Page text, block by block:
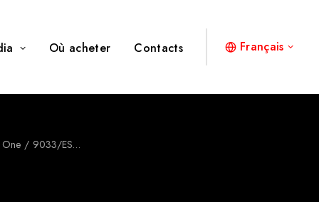
Où acheter Contacts Français
9033/ES…